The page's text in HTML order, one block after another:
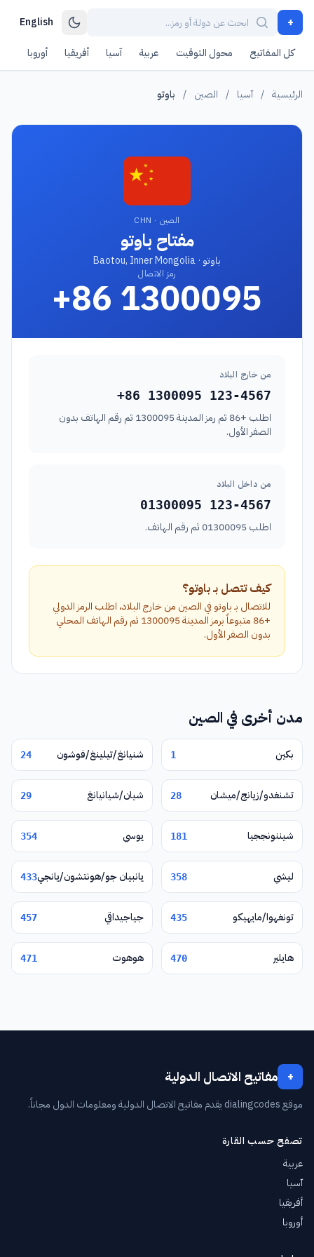
+
English
كل المفاتيح محول التوقيت عربية آسيا أفريقيا أوروبا
الرئيسية / آسيا / الصين / باوتو
الصين · CHN
مفتاح باوتو
باوتو · Baotou, Inner Mongolia
رمز الاتصال
+86 1300095
من خارج البلاد
+86 1300095 123-4567
اطلب +86 ثم رمز المدينة 1300095 ثم رقم الهاتف بدون
الصفر الأول.
من داخل البلاد
01300095 123-4567
اطلب 01300095 ثم رقم الهاتف.
كيف تتصل بـ باوتو؟
للاتصال بـ باوتو في الصين من خارج البلاد، اطلب الرمز الدولي
+86 متبوعاً برمز المدينة 1300095 ثم رقم الهاتف المحلي
بدون الصفر الأول.
مدن أخرى في الصين
بكين 1 شنيانغ/تيلينغ/فوشون 24
تشنغدو/زيانج/ميشان 28 شيان/شيانيانغ 29
شيننونججيا 181 يوسي 354
ليشي 358 يانبيان جو/هونتشون/يانجي433
تونغهوا/مايهيكو 435 جياجيداقي 457
هايلير 470 هوهوت 471
+ مفاتيح الاتصال الدولية
موقع dialingcodes يقدم مفاتيح الاتصال الدولية ومعلومات الدول مجاناً.
تصفح حسب القارة
عربية
آسيا
أفريقيا
أوروبا